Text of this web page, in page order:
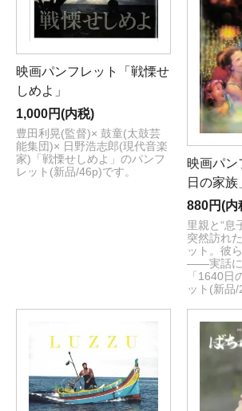
映画パンフレット「戦慄せ
しめよ」
1,000円(内税)
豊田利晃(監督)× 鼓童(太鼓芸
能集団)× 日野浩志郎(現代音楽
家)「戦慄せしめよ」のパンフ
レット(新品/46p)です。
映画パン
日の家族
880円(内
里親と“息
突然訪れ
ット。彼
――実話に
「1640日
ット(新品/